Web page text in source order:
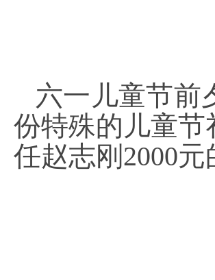
六一儿童节前
份特殊的儿童
任赵志刚2000